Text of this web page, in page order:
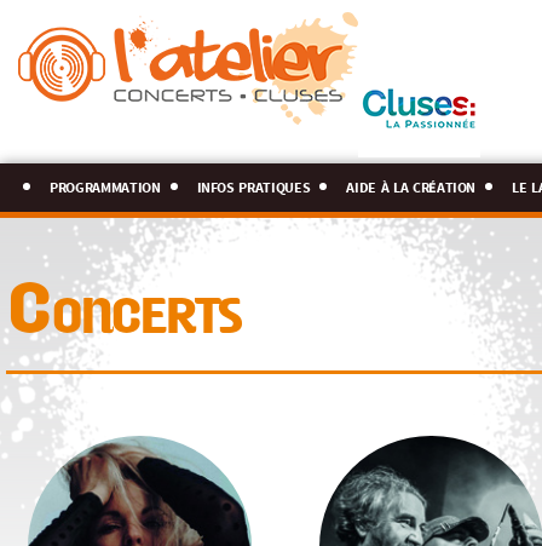
programmation infos pratiques aide à la création le
Concerts